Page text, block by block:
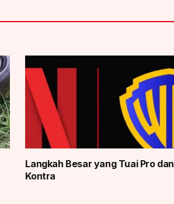
Langkah Besar yang Tuai Pro dan
Kontra